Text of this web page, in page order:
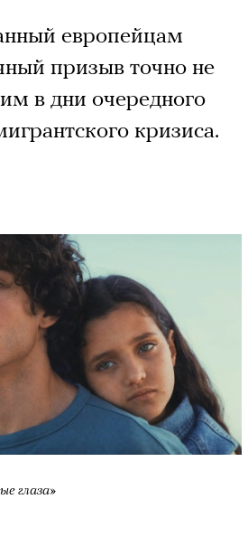
европейцам
призыв точно не
в дни очередного
кризиса.
глаза»